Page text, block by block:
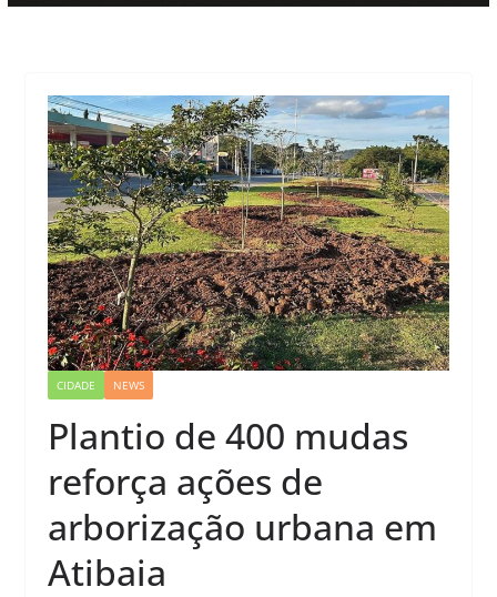
CIDADE NEWS
Plantio de 400 mudas
reforça ações de
arborização urbana em
Atibaia